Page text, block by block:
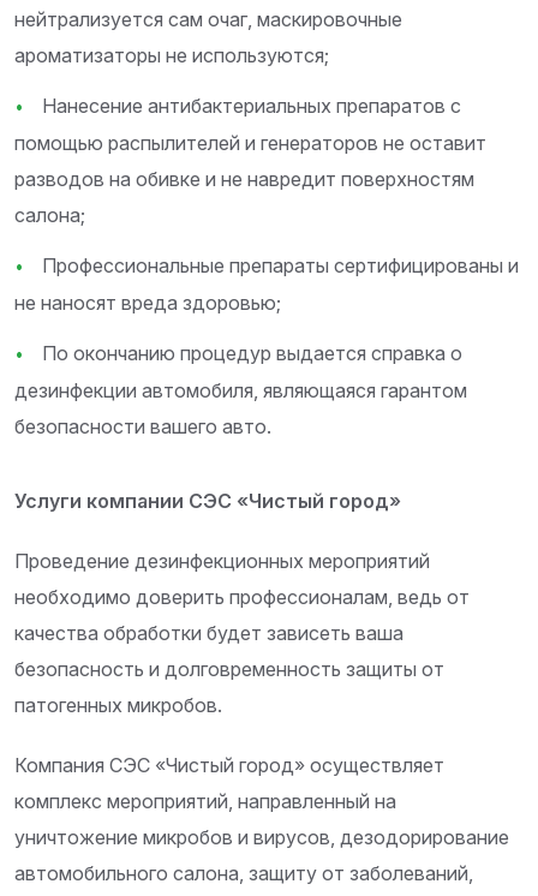
нейтрализуется сам очаг, маскировочные
ароматизаторы не используются;
Нанесение антибактериальных препаратов с
помощью распылителей и генераторов не оставит
разводов на обивке и не навредит поверхностям
салона;
Профессиональные препараты сертифицированы и
не наносят вреда здоровью;
По окончанию процедур выдается справка о
дезинфекции автомобиля, являющаяся гарантом
безопасности вашего авто.
Услуги компании СЭС «Чистый город»
Проведение дезинфекционных мероприятий
необходимо доверить профессионалам, ведь от
качества обработки будет зависеть ваша
безопасность и долговременность защиты от
патогенных микробов.
Компания СЭС «Чистый город» осуществляет
комплекс мероприятий, направленный на
уничтожение микробов и вирусов, дезодорирование
автомобильного салона, защиту от заболеваний,